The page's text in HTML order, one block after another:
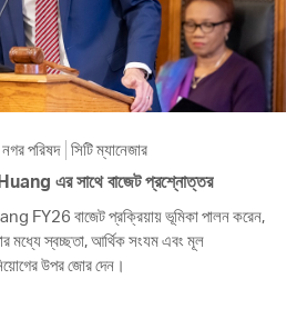
নগর পরিষদ সিটি ম্যানেজার
এর সাথে বাজেট প্রশ্নোত্তর
বাজেট প্রক্রিয়ায় ভূমিকা পালন করেন,
মধ্যে স্বচ্ছতা, আর্থিক সংযম এবং মূল
উপর জোর দেন।